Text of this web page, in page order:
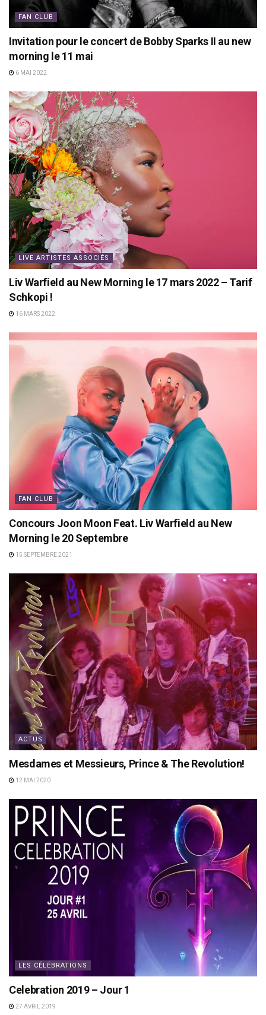
FAN CLUB
Invitation pour le concert de Bobby Sparks II au new
morning le 11 mai
6 MAI 2022
LIVE ARTISTES ASSOCIÉS
Liv Warfield au New Morning le 17 mars 2022 – Tarif
Schkopi !
16 MARS 2022
FAN CLUB
Concours Joon Moon Feat. Liv Warfield au New
Morning le 20 Septembre
15 SEPTEMBRE 2021
ACTUS
Mesdames et Messieurs, Prince & The Revolution!
12 MAI 2020
LES CÉLÉBRATIONS
Celebration 2019 – Jour 1
27 AVRIL 2019